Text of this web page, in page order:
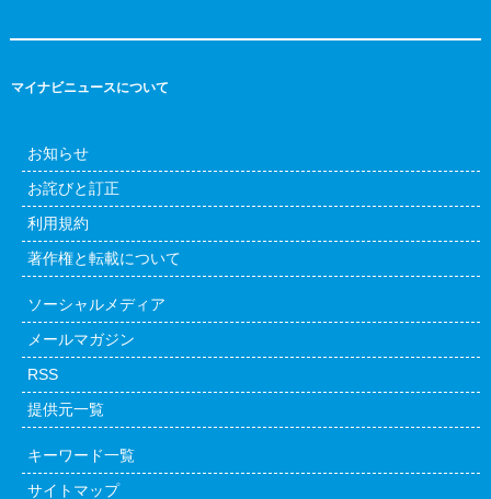
マイナビニュースについて
お知らせ
お詫びと訂正
利用規約
著作権と転載について
ソーシャルメディア
メールマガジン
RSS
提供元一覧
キーワード一覧
サイトマップ